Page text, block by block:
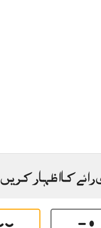
کا اظہار کریں